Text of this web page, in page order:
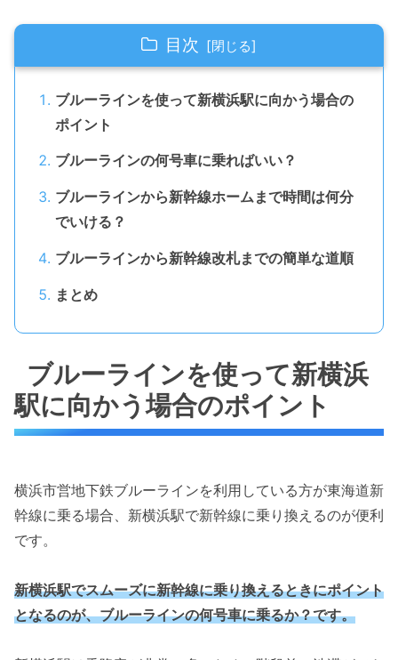
目次
ブルーラインを使って新横浜駅に向かう場合の
ポイント
ブルーラインの何号車に乗ればいい？
ブルーラインから新幹線ホームまで時間は何分
でいける？
ブルーラインから新幹線改札までの簡単な道順
まとめ
ブルーラインを使って新横浜
駅に向かう場合のポイント
横浜市営地下鉄ブルーラインを利用している方が東海道新
幹線に乗る場合、新横浜駅で新幹線に乗り換えるのが便利
です。
新横浜駅でスムーズに新幹線に乗り換えるときにポイント
となるのが、ブルーラインの何号車に乗るか？です。